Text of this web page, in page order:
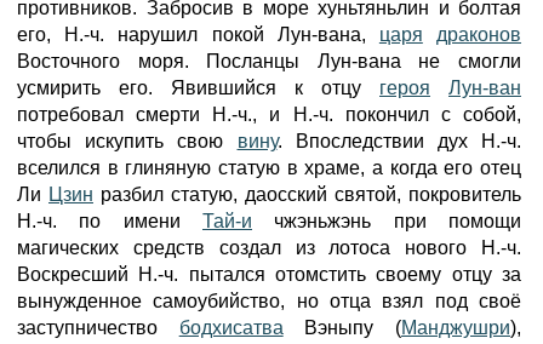
противников. Забросив в море хуньтяньлин и болтая
его, Н.-ч. нарушил покой Лун-вана, царя
драконов
Восточного моря. Посланцы Лун-вана не смогли
усмирить его. Явившийся к отцу героя
Лун-ван
потребовал смерти Н.-ч., и Н.-ч. покончил с собой,
чтобы искупить свою вину. Впоследствии дух Н.-ч.
вселился в глиняную статую в храме, а когда его отец
Ли Цзин разбил статую, даосский святой, покровитель
Н.-ч. по имени Тай-и чжэньжэнь при помощи
магических средств создал из лотоса нового Н.-ч.
Воскресший Н.-ч. пытался отомстить своему отцу за
вынужденное самоубийство, но отца взял под своё
заступничество бодхисатва Вэныпу (Манджушри),